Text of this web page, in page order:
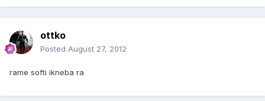
ottko
Posted August 27, 2012
rame softi ikneba ra